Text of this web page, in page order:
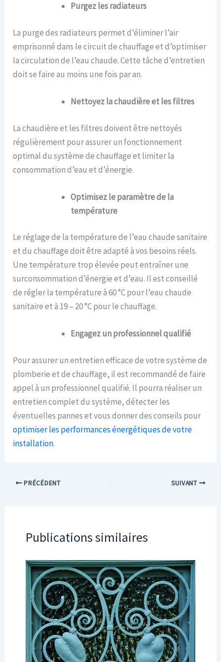
Purgez les radiateurs
La purge des radiateurs permet d’éliminer l’air
emprisonné dans le circuit de chauffage et d’optimiser
la circulation de l’eau chaude. Cette tâche d’entretien
doit se faire au moins une fois par an.
Nettoyez la chaudière et les filtres
La chaudière et les filtres doivent être nettoyés
régulièrement pour assurer un fonctionnement
optimal du système de chauffage et limiter la
consommation d’eau et d’énergie.
Optimisezleparamètrede la
température
Le réglage de la température de l’eau chaude sanitaire
et du chauffage doit être adapté à vos besoins réels.
Une température trop élevée peut entraîner une
surconsommation d’énergie et d’eau. Il est conseillé
de régler la température à 60 °C pour l’eau chaude
sanitaire et à 19 – 20 °C pour le chauffage.
Engagez un professionnel qualifié
Pour assurer un entretien efficace de votre système de
plomberie et de chauffage, il est recommandé de faire
appel à un professionnel qualifié. Il pourra réaliser un
entretien complet du système, détecter les
éventuelles pannes et vous donner des conseils pour
optimiser les performances énergétiques de votre
installation.
PRÉCÉDENT SUIVANT
Publications similaires